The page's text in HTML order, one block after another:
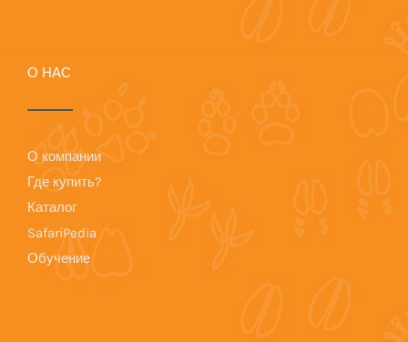
О НАС
О компании
Где купить?
Каталог
SafariPedia
Обучение